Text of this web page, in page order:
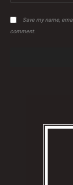
Save my name,
comment.